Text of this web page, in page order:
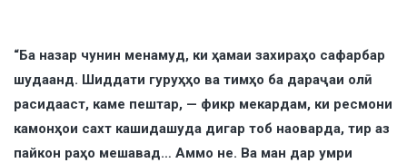
“Ба назар чунин менамуд, ки ҳамаи захираҳо сафарбар
шудаанд. Шиддати гуруҳҳо ва тимҳо ба дараҷаи олӣ
расидааст, каме пештар, — фикр мекардам, ки ресмони
камонҳои сахт кашидашуда дигар тоб наоварда, тир аз
пайкон раҳо мешавад… Аммо не. Ва ман дар умри